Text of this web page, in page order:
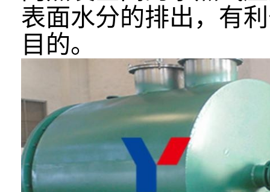
表面水分的排出，有
目的。